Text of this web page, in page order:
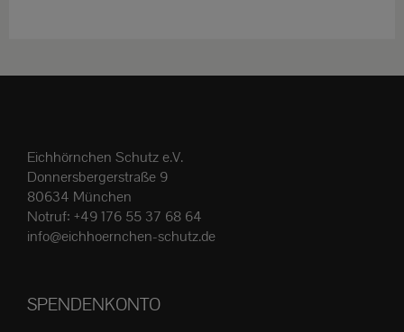
können
auf
der
Produktseite
Eichhörnchen Schutz e.V.
Donnersbergerstraße 9
80634 München
Notruf: +49 176 55 37 68 64
info@eichhoernchen-schutz.de
SPENDENKONTO